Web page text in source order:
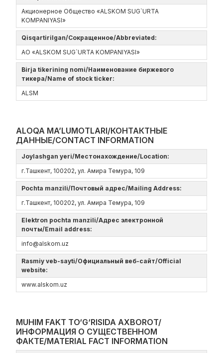
Акционерное Общество «ALSKOM SUG`URTA
KOMPANIYASI»
Qisqartirilgan/Сокращенное/Abbreviated:
АО «ALSKOM SUG`URTA KOMPANIYASI»
Birja tikerining nomi/Наименование биржевого
тикера/Name of stock ticker:
ALSM
ALOQA MA’LUMOTLARI/КОНТАКТНЫЕ
ДАННЫЕ/CONTACT INFORMATION
Joylashgan yeri/Местонахождение/Location:
г.Ташкент, 100202, ул. Амира Темура, 109
Pochta manzili/Почтовый адрес/Mailing Address:
г.Ташкент, 100202, ул. Амира Темура, 109
Elektron pochta manzili/Адрес электронной
почты/Email address:
info@alskom.uz
Rasmiy veb-sayti/Официальный веб-сайт/Official
website:
www.alskom.uz
MUHIM FAKT TO‘G‘RISIDA AXBOROT/
ИНФОРМАЦИЯ О СУЩЕСТВЕННОМ
ФАКТЕ/MATERIAL FACT INFORMATION